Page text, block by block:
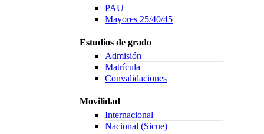
PAU
Mayores 25/40/45
Estudios de grado
Admisión
Matrícula
Convalidaciones
Movilidad
Internacional
Nacional (Sicue)